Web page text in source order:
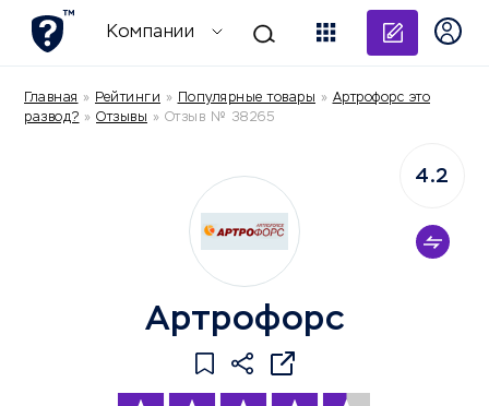
Компании
Главная » Рейтинги » Популярные товары » Артрофорс это
развод? » Отзывы » Отзыв № 38265
Артрофорс
4.2